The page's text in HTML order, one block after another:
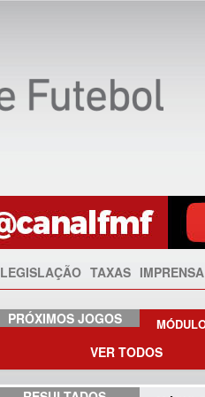
LEGISLAÇÃO TAXAS IMPRENSA
PRÓXIMOS JOGOS
VER TODOS